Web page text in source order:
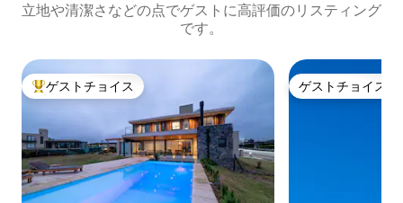
立地や清潔さなどの点でゲストに高評価のリスティング
です。
大好評のゲストチョイスです。
ゲストチョイス ゲストチョイス
ゲストチョイス